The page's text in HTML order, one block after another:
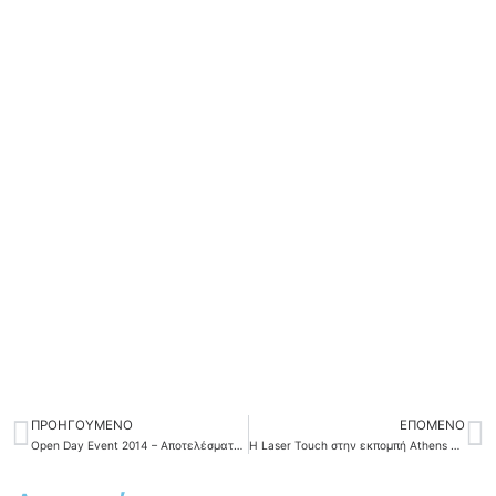
Prev
ΠΡΟΗΓΟΎΜΕΝΟ
Open Day Event 2014 – Aποτελέσματα Kληρώσεων
ΕΠΌΜΕΝΟ
Η Laser Touch στην εκπομπή Athens Nip Tuck